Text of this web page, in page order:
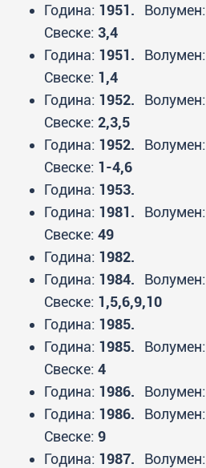
Година: 1951. Волумен:
Свеске: 3,4
Година: 1951. Волумен:
Свеске: 1,4
Година: 1952. Волумен:
Свеске: 2,3,5
Година: 1952. Волумен:
Свеске: 1-4,6
Година: 1953.
Година: 1981. Волумен:
Свеске: 49
Година: 1982.
Година: 1984. Волумен:
Свеске: 1,5,6,9,10
Година: 1985.
Година: 1985. Волумен:
Свеске: 4
Година: 1986. Волумен:
Година: 1986. Волумен:
Свеске: 9
Година: 1987. Волумен: